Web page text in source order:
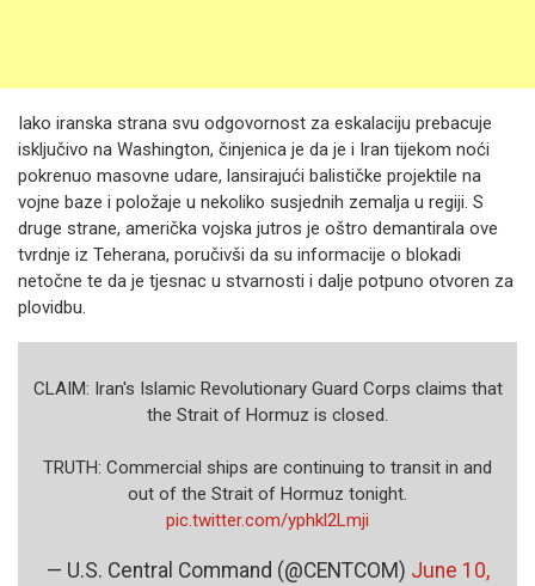
Iako iranska strana svu odgovornost za eskalaciju prebacuje
isključivo na Washington, činjenica je da je i Iran tijekom noći
pokrenuo masovne udare, lansirajući balističke projektile na
vojne baze i položaje u nekoliko susjednih zemalja u regiji. S
druge strane, američka vojska jutros je oštro demantirala ove
tvrdnje iz Teherana, poručivši da su informacije o blokadi
netočne te da je tjesnac u stvarnosti i dalje potpuno otvoren za
plovidbu.
CLAIM: Iran's Islamic Revolutionary Guard Corps claims that
the Strait of Hormuz is closed.
TRUTH: Commercial ships are continuing to transit in and
out of the Strait of Hormuz tonight.
pic.twitter.com/yphkl2Lmji
— U.S. Central Command (@CENTCOM) June 10,